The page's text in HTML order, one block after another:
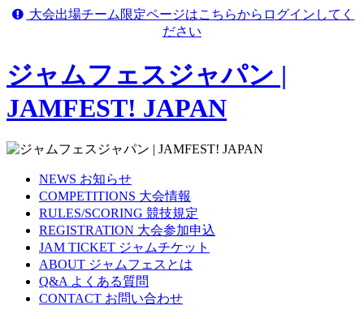
大会出場チーム限定ページはこちらからログインしてく
ださい
ジャムフェスジャパン |
JAMFEST! JAPAN
NEWS お知らせ
COMPETITIONS 大会情報
RULES/SCORING 競技規定
REGISTRATION 大会参加申込
JAM TICKET ジャムチケット
ABOUT ジャムフェスとは
Q&A よくある質問
CONTACT お問い合わせ